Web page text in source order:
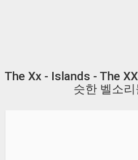
The Xx - Islands - The
슷한 벨소리